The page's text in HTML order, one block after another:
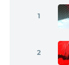
1
2